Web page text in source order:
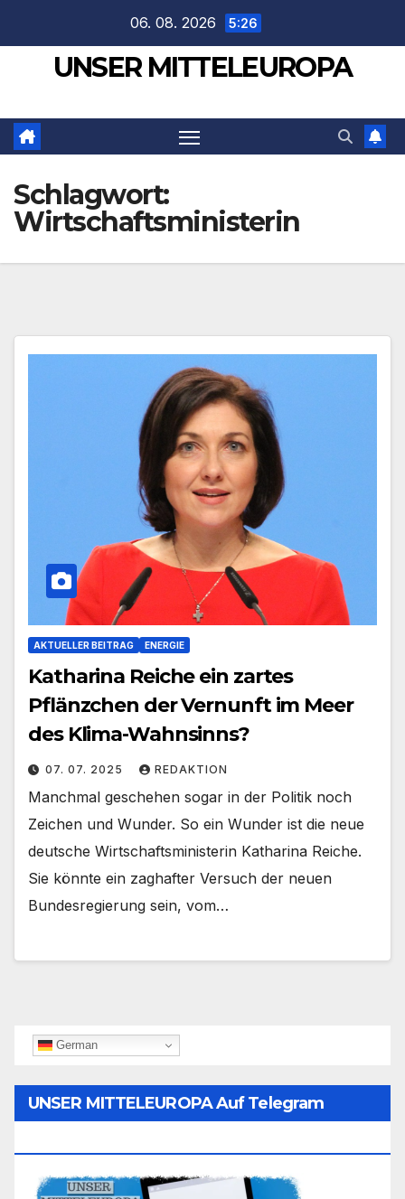
springen
06. 08. 2026 5:26
UNSER MITTELEUROPA
Schlagwort:
Wirtschaftsministerin
AKTUELLER BEITRAG ENERGIE
Katharina Reiche ein zartes
Pflänzchen der Vernunft im Meer
des Klima-Wahnsinns?
07. 07. 2025 REDAKTION
Manchmal geschehen sogar in der Politik noch
Zeichen und Wunder. So ein Wunder ist die neue
deutsche Wirtschaftsministerin Katharina Reiche.
Sie könnte ein zaghafter Versuch der neuen
Bundesregierung sein, vom…
German
UNSER MITTELEUROPA Auf Telegram